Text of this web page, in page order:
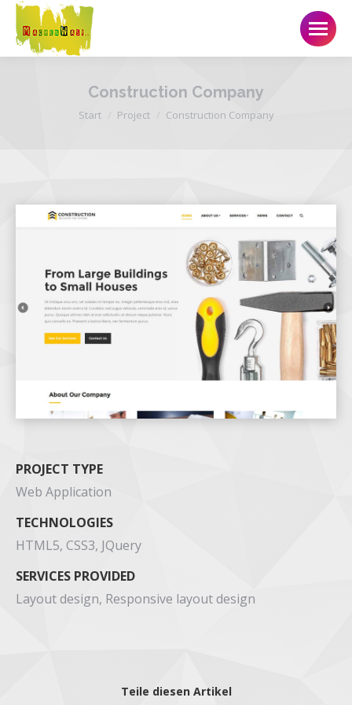
Construction Company
Sie befinden sich hier:
Start Project Construction Company
PROJECT TYPE
Web Application
TECHNOLOGIES
HTML5, CSS3, JQuery
SERVICES PROVIDED
Layout design, Responsive layout design
Teile diesen Artikel